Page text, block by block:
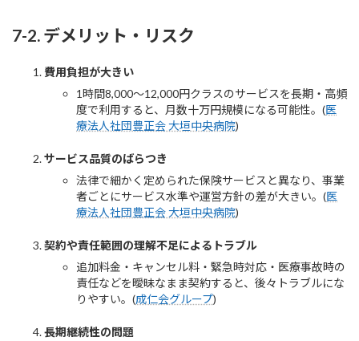
7-2. デメリット・リスク
費用負担が大きい
1時間8,000〜12,000円クラスのサービスを長期・高頻
度で利用すると、月数十万円規模になる可能性。(医
療法人社団豊正会 大垣中央病院)
サービス品質のばらつき
法律で細かく定められた保険サービスと異なり、事業
者ごとにサービス水準や運営方針の差が大きい。(医
療法人社団豊正会 大垣中央病院)
契約や責任範囲の理解不足によるトラブル
追加料金・キャンセル料・緊急時対応・医療事故時の
責任などを曖昧なまま契約すると、後々トラブルにな
りやすい。(成仁会グループ)
長期継続性の問題